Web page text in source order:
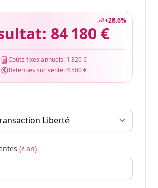
+28.6%
84 180 €
Coûts fixes annuels: 1 320 €
Retenues sur vente:4 500 €
(/ an)